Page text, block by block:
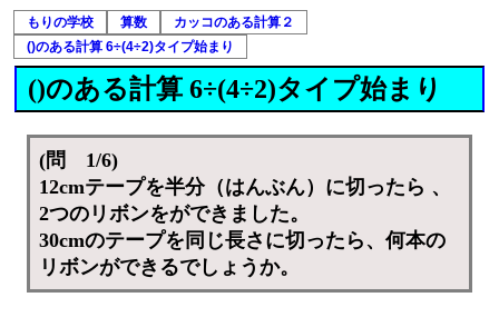
もりの学校 算数
カッコのある計算２
()のある計算 6÷(4÷2)タイプ始まり
()のある計算 6÷(4÷2)タイプ始まり
(問 1/6)
12cmテープを半分（はんぶん）に切ったら 、
2つのリボンをができました。
30cmのテープを同じ長さに切ったら、何本の
リボンができるでしょうか。